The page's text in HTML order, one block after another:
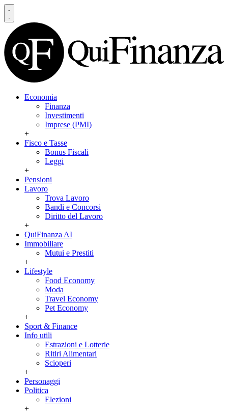
Economia
Finanza
Investimenti
Imprese (PMI)
+
Fisco e Tasse
Bonus Fiscali
Leggi
+
Pensioni
Lavoro
Trova Lavoro
Bandi e Concorsi
Diritto del Lavoro
+
QuiFinanza AI
Immobiliare
Mutui e Prestiti
+
Lifestyle
Food Economy
Moda
Travel Economy
Pet Economy
+
Sport & Finance
Info utili
Estrazioni e Lotterie
Ritiri Alimentari
Scioperi
+
Personaggi
Politica
Elezioni
+